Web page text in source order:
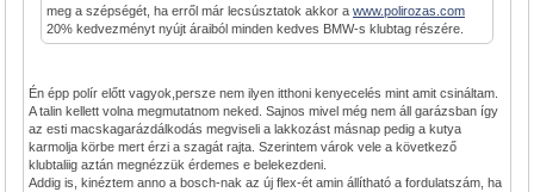
meg a szépségét, ha erről már lecsúsztatok akkor a www.polirozas.com
20% kedvezményt nyújt áraiból minden kedves BMW-s klubtag részére.
Én épp polír előtt vagyok,persze nem ilyen itthoni kenyecelés mint amit csináltam.
A talin kellett volna megmutatnom neked. Sajnos mivel még nem áll garázsban így
az esti macskagarázdálkodás megviseli a lakkozást másnap pedig a kutya
karmolja körbe mert érzi a szagát rajta. Szerintem várok vele a következő
klubtaliig aztán megnézzük érdemes e belekezdeni.
Addig is, kinéztem anno a bosch-nak az új flex-ét amin állítható a fordulatszám, ha